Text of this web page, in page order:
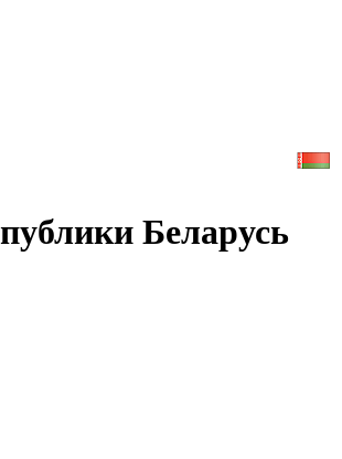
Беларусь